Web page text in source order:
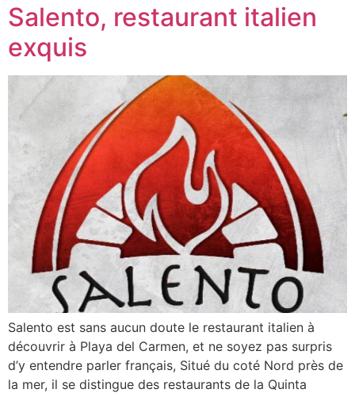
Salento, restaurant italien
exquis
Salento est sans aucun doute le restaurant italien à
découvrir à Playa del Carmen, et ne soyez pas surpris
d’y entendre parler français, Situé du coté Nord près de
la mer, il se distingue des restaurants de la Quinta